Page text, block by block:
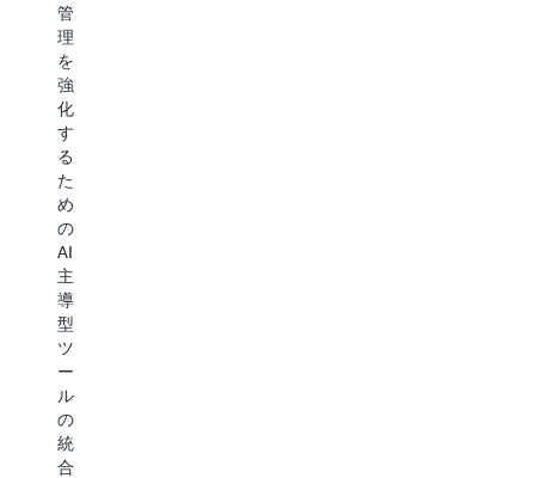
管
理
を
強
化
す
る
た
め
の
AI
主
導
型
ツ
ー
ル
の
統
合